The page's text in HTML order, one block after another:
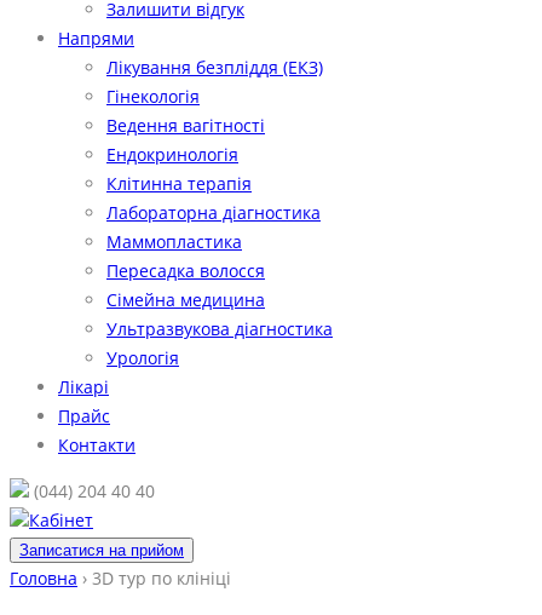
Залишити відгук
Напрями
Лікування безпліддя (ЕКЗ)
Гінекологія
Ведення вагітності
Ендокринологія
Клітинна терапія
Лабораторна діагностика
Маммопластика
Пересадка волосся
Сімейна медицина
Ультразвукова діагностика
Урологія
Лікарі
Прайс
Контакти
(044) 204 40 40
Кабінет
Записатися на прийом
Головна › 3D тур по клініці